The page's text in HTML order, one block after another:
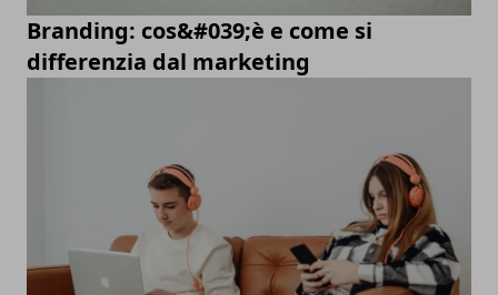
Branding: cos&#039;è e come si
differenzia dal marketing